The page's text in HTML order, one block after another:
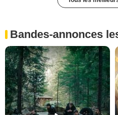
Bandes-annonces